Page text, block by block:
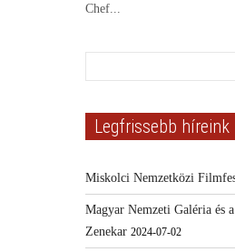
Chef...
Legfrissebb híreink
Miskolci Nemzetközi
Magyar Nemzeti Galéria és
Zenekar 2024-07-02